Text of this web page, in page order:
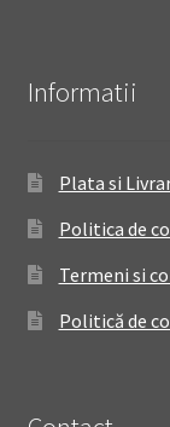
Informatii
Plata si
Politica de
Termeni si
Politică de